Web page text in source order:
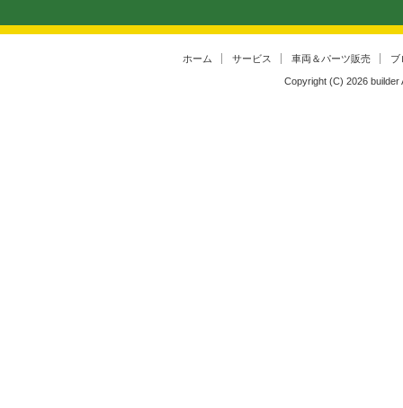
ホーム サービス 車両＆パーツ販売 ブ
Copyright (C) 2026 builder